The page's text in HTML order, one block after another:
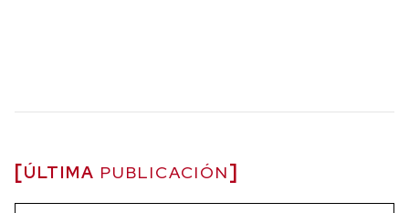
ÚLTIMA PUBLICACIÓN